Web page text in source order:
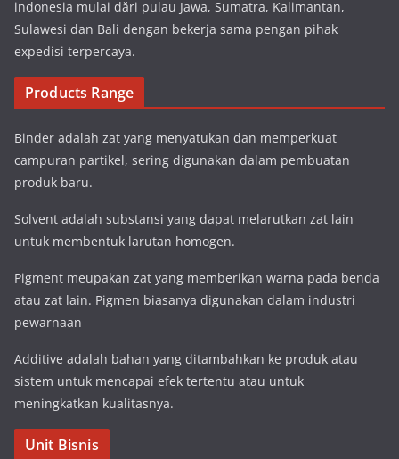
indonesia mulai dări pulau Jawa, Sumatra, Kalimantan,
Sulawesi dan Bali dengan bekerja sama pengan pihak
expedisi terpercaya.
Products Range
Binder adalah zat yang menyatukan dan memperkuat
campuran partikel, sering digunakan dalam pembuatan
produk baru.
Solvent adalah substansi yang dapat melarutkan zat lain
untuk membentuk larutan homogen.
Pigment meupakan zat yang memberikan warna pada benda
atau zat lain. Pigmen biasanya digunakan dalam industri
pewarnaan
Additive adalah bahan yang ditambahkan ke produk atau
sistem untuk mencapai efek tertentu atau untuk
meningkatkan kualitasnya.
Unit Bisnis